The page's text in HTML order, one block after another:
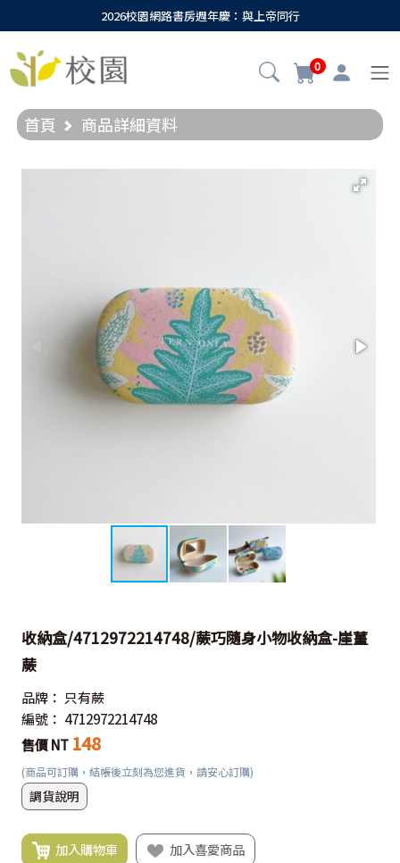
2026校園網路書房週年慶：與上帝同行
0
首頁 商品詳細資料
收納盒/4712972214748/蕨巧隨身小物收納盒-崖薑
蕨
品牌： 只有蕨
編號： 4712972214748
售價 NT 148
(商品可訂購，結帳後立刻為您進貨，請安心訂購)
調貨說明
加入購物車 加入喜愛商品